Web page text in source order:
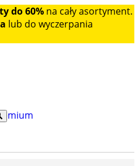
do 60% na cały asortyment.
lub do wyczerpania